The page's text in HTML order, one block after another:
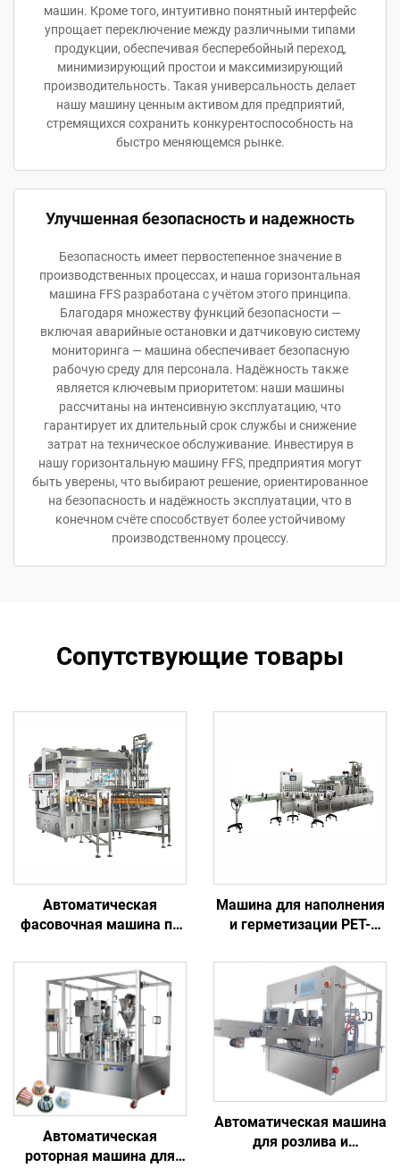
машин. Кроме того, интуитивно понятный интерфейс
упрощает переключение между различными типами
продукции, обеспечивая бесперебойный переход,
минимизирующий простои и максимизирующий
производительность. Такая универсальность делает
нашу машину ценным активом для предприятий,
стремящихся сохранить конкурентоспособность на
быстро меняющемся рынке.
Улучшенная безопасность и надежность
Безопасность имеет первостепенное значение в
производственных процессах, и наша горизонтальная
машина FFS разработана с учётом этого принципа.
Благодаря множеству функций безопасности —
включая аварийные остановки и датчиковую систему
мониторинга — машина обеспечивает безопасную
рабочую среду для персонала. Надёжность также
является ключевым приоритетом: наши машины
рассчитаны на интенсивную эксплуатацию, что
гарантирует их длительный срок службы и снижение
затрат на техническое обслуживание. Инвестируя в
нашу горизонтальную машину FFS, предприятия могут
быть уверены, что выбирают решение, ориентированное
на безопасность и надёжность эксплуатации, что в
конечном счёте способствует более устойчивому
производственному процессу.
Сопутствующие товары
Автоматическая
фасовочная машина по
напитков, воды,
пневматическая, с ПЛК,
йогурта, сока, масла,
кетчупа, соуса, молока,
пива, товар в пакете с
носиком
Машина для наполнения
и герметизации PET-
упаковки льда и
напитков
Автоматическая
роторная машина для
Автоматическая машина
для розлива и